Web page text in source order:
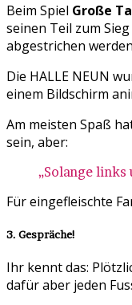
Beim Spiel Große
seinen Teil zum
abgestrichen
Die HALLE NEUN
einem Bildschirm
Am meisten Spaß
sein, aber:
„Solange
Für eingefleischte
3. Gespräche!
Ihr kennt das:
dafür aber jeden